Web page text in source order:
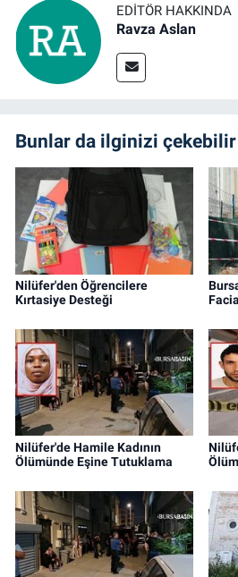
EDITÖR HAKKINDA
Ravza Aslan
Bunlar da ilginizi çekebilir
Nilüfer'den Öğrencilere
Kırtasiye Desteği
Nilüfer'de Hamile Kadının
Ölümünde Eşine Tutuklama